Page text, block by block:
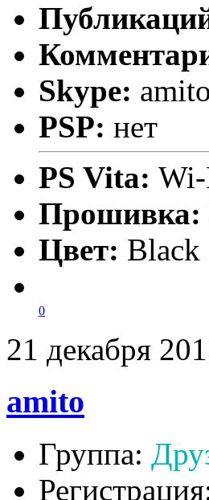
Skype:
PSP: нет
PS Vita:
Прошивка:
Цвет: Black
0
21 декабря
amito
Группа: